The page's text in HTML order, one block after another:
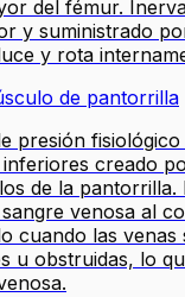
del fémur.
y suministrado
y rota
de pantorrilla
presión fisiológico
inferiores creado
de la pantorrilla.
venosa al
cuando las venas
u obstruidas, lo